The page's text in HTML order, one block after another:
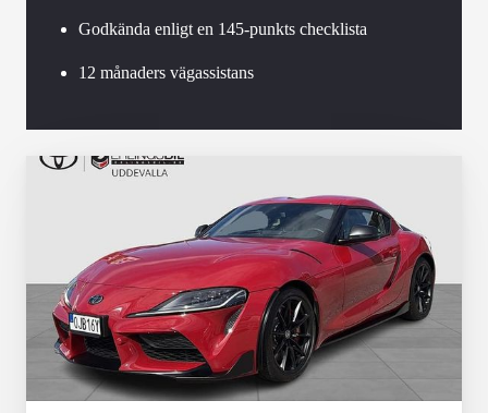
Godkända enligt en 145-punkts checklista
12 månaders vägassistans